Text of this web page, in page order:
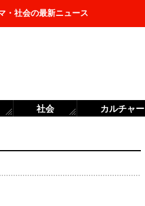
・社会の最新ニュース
社会 カルチャー